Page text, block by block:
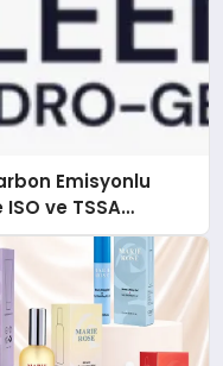
Emisyonlu
ve TSSA